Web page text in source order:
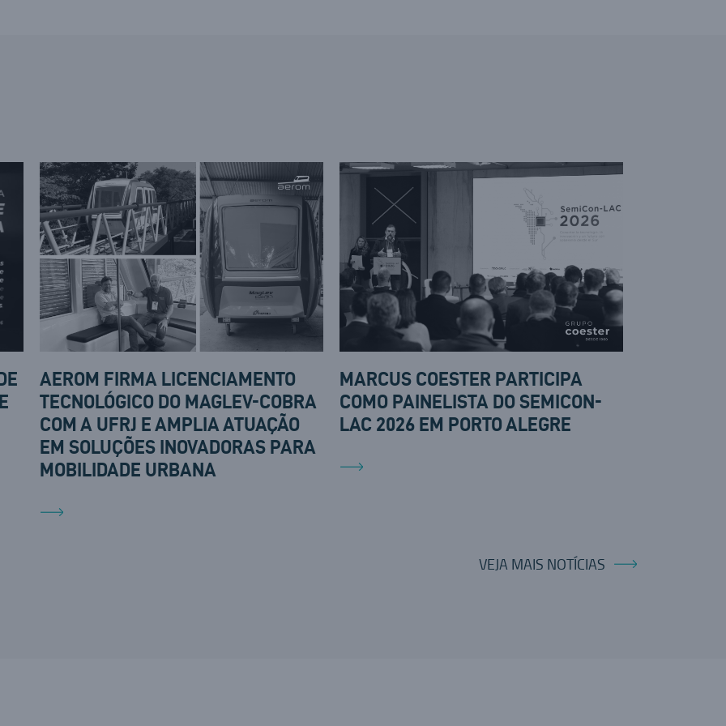
AEROM FIRMA LICENCIAMENTO
TECNOLÓGICO DO MAGLEV-COBRA
COM A UFRJ E AMPLIA ATUAÇÃO
EM SOLUÇÕES INOVADORAS PARA
MOBILIDADE URBANA
MARCUS COESTER PARTICIPA
COMO PAINELISTA DO SEMICON-
LAC 2026 EM PORTO ALEGRE
VEJA MAIS NOTÍCIAS